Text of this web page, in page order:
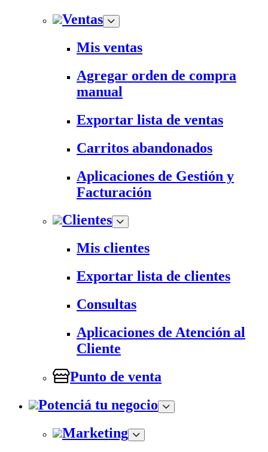
Ventas
Mis ventas
Agregar orden de compra
manual
Exportar lista de ventas
Carritos abandonados
Aplicaciones de Gestión y
Facturación
Clientes
Mis clientes
Exportar lista de clientes
Consultas
Aplicaciones de Atención al
Cliente
Punto de venta
Potenciá tu negocio
Marketing